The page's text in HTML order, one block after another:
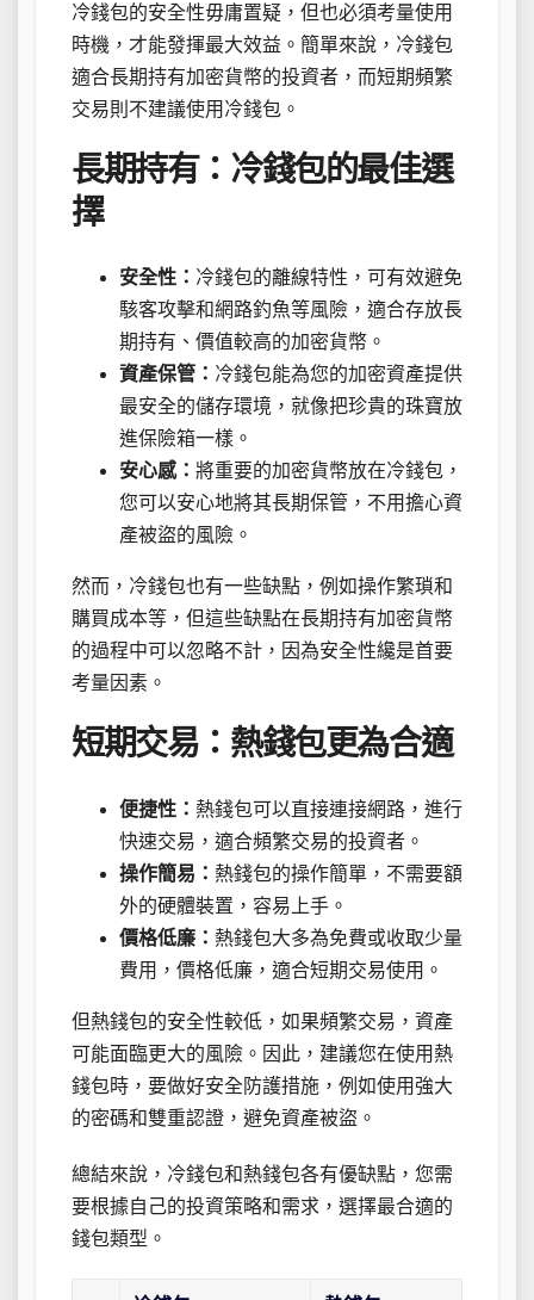
冷錢包的安全性毋庸置疑，但也必須考量使用
時機，才能發揮最大效益。簡單來說，冷錢包
適合長期持有加密貨幣的投資者，而短期頻繁
交易則不建議使用冷錢包。
長期持有：冷錢包的最佳選
擇
安全性： 冷錢包的離線特性，可有效避免
駭客攻擊和網路釣魚等風險，適合存放長
期持有、價值較高的加密貨幣。
資產保管： 冷錢包能為您的加密資產提供
最安全的儲存環境，就像把珍貴的珠寶放
進保險箱一樣。
安心感： 將重要的加密貨幣放在冷錢包，
您可以安心地將其長期保管，不用擔心資
產被盜的風險。
然而，冷錢包也有一些缺點，例如操作繁瑣和
購買成本等，但這些缺點在長期持有加密貨幣
的過程中可以忽略不計，因為安全性纔是首要
考量因素。
短期交易：熱錢包更為合適
便捷性： 熱錢包可以直接連接網路，進行
快速交易，適合頻繁交易的投資者。
操作簡易： 熱錢包的操作簡單，不需要額
外的硬體裝置，容易上手。
價格低廉： 熱錢包大多為免費或收取少量
費用，價格低廉，適合短期交易使用。
但熱錢包的安全性較低，如果頻繁交易，資產
可能面臨更大的風險。因此，建議您在使用熱
錢包時，要做好安全防護措施，例如使用強大
的密碼和雙重認證，避免資產被盜。
總結來說，冷錢包和熱錢包各有優缺點，您需
要根據自己的投資策略和需求，選擇最合適的
錢包類型。